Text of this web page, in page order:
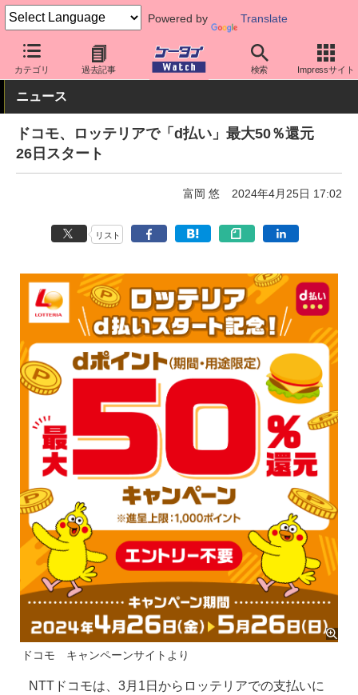
Powered by Translate
カテゴリ 過去記事 検索 Impressサイト
ケータイ Watch キャリア ドコモ アプリ・サービス
ニュース
ドコモ、ロッテリアで「d払い」最大50％還元
26日スタート
富岡 悠 2024年4月25日 17:02
リスト
ドコモ キャンペーンサイトより
NTTドコモは、3月1日からロッテリアでの支払いに